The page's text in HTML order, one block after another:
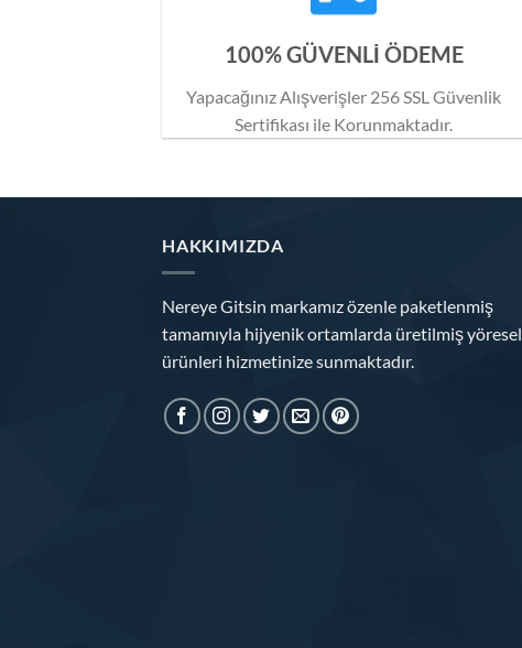
100% GÜVENLİ ÖDEME
Yapacağınız Alışverişler 256 SSL Güvenlik
Sertifikası ile Korunmaktadır.
HAKKIMIZDA
Nereye Gitsin markamız özenle paketlenmiş
tamamıyla hijyenik ortamlarda üretilmiş yöresel
ürünleri hizmetinize sunmaktadır.